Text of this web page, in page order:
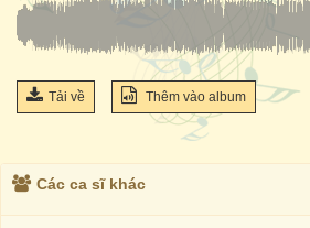
Tải về Thêm vào album
Các ca sĩ khác